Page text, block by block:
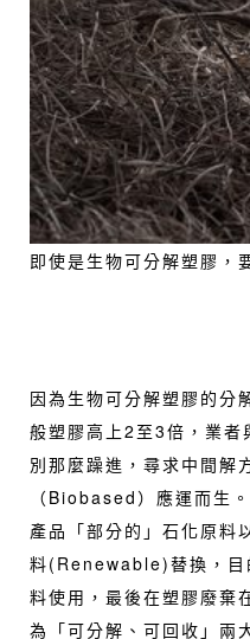
即使是生物可分解塑膠，
因為生物可分解塑膠的分
般塑膠高上2至3倍，業者
別那麼躁進，尋求中間解
（Biobased）應運而生
產品「部分的」石化原料
料(Renewable)替換，目
料使用，最後在塑膠廢棄
為「可分解、可回收」兩